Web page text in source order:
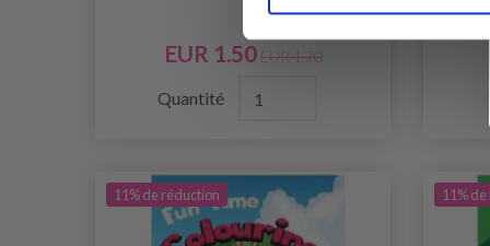
EUR 1.50 EUR 1.70
Quantité
11% de réduction 11%